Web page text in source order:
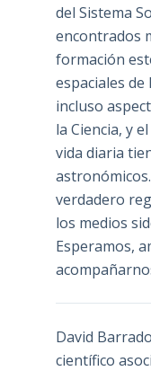
del Sistema
encontrados
formación
espaciales de
incluso
la Ciencia, y
vida diaria
verdadero
los medios
Esperamos,
David
científico